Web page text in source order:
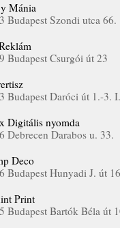
Mánia
Budapest Szondi utca 66.
Budapest Csurgói út 23
Budapest Daróci út 1.-3.
Digitális nyomda
Debrecen Darabos u. 33.
Deco
Budapest Hunyadi J. út
Print
Budapest Bartók Béla út